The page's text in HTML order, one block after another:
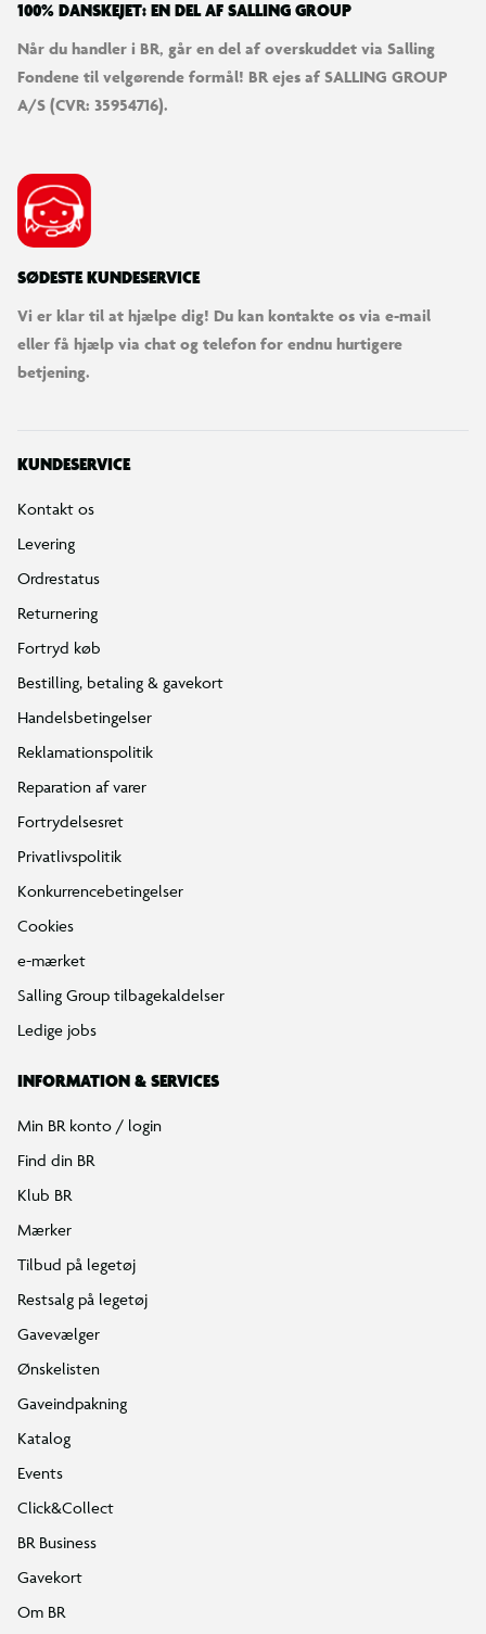
100% DANSKEJET: EN DEL AF SALLING GROUP
Når du handler i BR, går en del af overskuddet via Salling
Fondene til velgørende formål! BR ejes af SALLING GROUP
A/S (CVR: 35954716).
SØDESTE KUNDESERVICE
Vi er klar til at hjælpe dig! Du kan kontakte os via e-mail
eller få hjælp via chat og telefon for endnu hurtigere
betjening.
KUNDESERVICE
Kontakt os
Levering
Ordrestatus
Returnering
Fortryd køb
Bestilling, betaling & gavekort
Handelsbetingelser
Reklamationspolitik
Reparation af varer
Fortrydelsesret
Privatlivspolitik
Konkurrencebetingelser
Cookies
e-mærket
Salling Group tilbagekaldelser
Ledige jobs
INFORMATION & SERVICES
Min BR konto / login
Find din BR
Klub BR
Mærker
Tilbud på legetøj
Restsalg på legetøj
Gavevælger
Ønskelisten
Gaveindpakning
Katalog
Events
Click&Collect
BR Business
Gavekort
Om BR